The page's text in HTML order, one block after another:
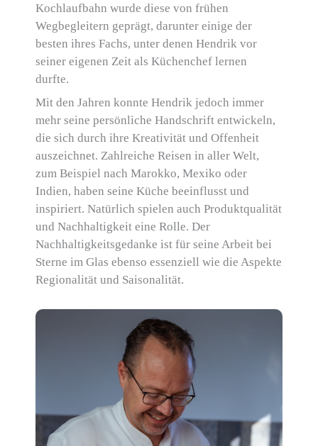
Kochlaufbahn wurde diese von frühen
Wegbegleitern geprägt, darunter einige der
besten ihres Fachs, unter denen Hendrik vor
seiner eigenen Zeit als Küchenchef lernen
durfte.
Mit den Jahren konnte Hendrik jedoch immer
mehr seine persönliche Handschrift entwickeln,
die sich durch ihre Kreativität und Offenheit
auszeichnet. Zahlreiche Reisen in aller Welt,
zum Beispiel nach Marokko, Mexiko oder
Indien, haben seine Küche beeinflusst und
inspiriert. Natürlich spielen auch Produktqualität
und Nachhaltigkeit eine Rolle. Der
Nachhaltigkeitsgedanke ist für seine Arbeit bei
Sterne im Glas ebenso essenziell wie die Aspekte
Regionalität und Saisonalität.